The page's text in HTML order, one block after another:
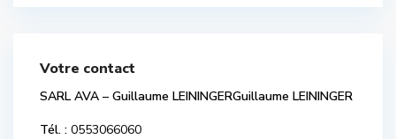
Votre contact
SARL AVA – Guillaume LEININGERGuillaume LEININGER
Tél. : 0553066060